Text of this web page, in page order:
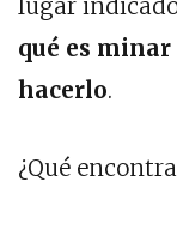
lugar
qué es
hacerlo.
¿Qué